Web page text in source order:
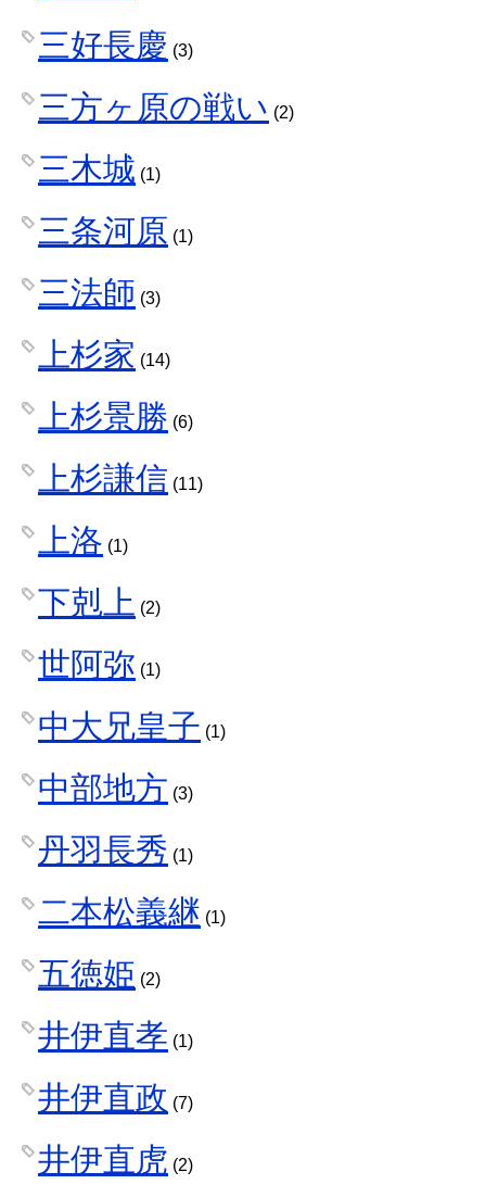
三好長慶 (3)
三方ヶ原の戦い (2)
三木城 (1)
三条河原 (1)
三法師 (3)
上杉家 (14)
上杉景勝 (6)
上杉謙信 (11)
上洛 (1)
下剋上 (2)
世阿弥 (1)
中大兄皇子 (1)
中部地方 (3)
丹羽長秀 (1)
二本松義継 (1)
五徳姫 (2)
井伊直孝 (1)
井伊直政 (7)
井伊直虎 (2)